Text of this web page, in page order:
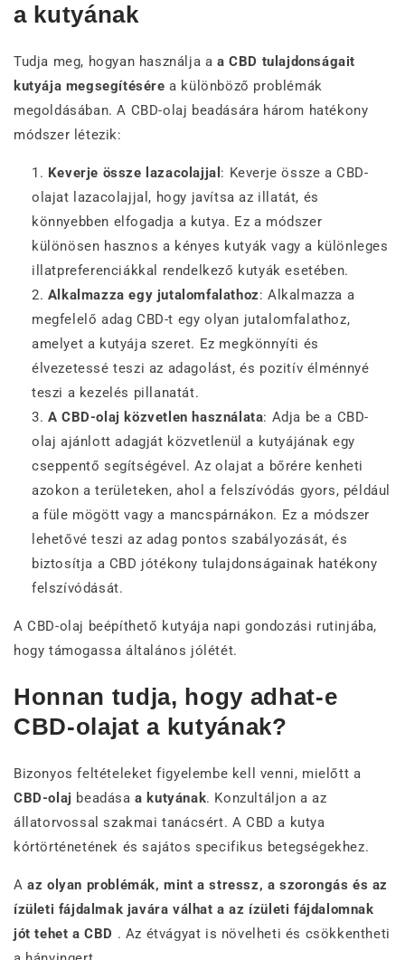
a kutyának
Tudja meg, hogyan használja a a CBD tulajdonságait
kutyája megsegítésére a különböző problémák
megoldásában. A CBD-olaj beadására három hatékony
módszer létezik:
Keverje össze lazacolajjal : Keverje össze a CBD-
olajat lazacolajjal, hogy javítsa az illatát, és
könnyebben elfogadja a kutya. Ez a módszer
különösen hasznos a kényes kutyák vagy a különleges
illatpreferenciákkal rendelkező kutyák esetében.
Alkalmazza egy jutalomfalathoz: Alkalmazza a
megfelelő adag CBD-t egy olyan jutalomfalathoz,
amelyet a kutyája szeret. Ez megkönnyíti és
élvezetessé teszi az adagolást, és pozitív élménnyé
teszi a kezelés pillanatát.
A CBD-olaj közvetlen használata: Adja be a CBD-
olaj ajánlott adagját közvetlenül a kutyájának egy
cseppentő segítségével. Az olajat a bőrére kenheti
azokon a területeken, ahol a felszívódás gyors, például
a füle mögött vagy a mancspárnákon. Ez a módszer
lehetővé teszi az adag pontos szabályozását, és
biztosítja a CBD jótékony tulajdonságainak hatékony
felszívódását.
A CBD-olaj beépíthető kutyája napi gondozási rutinjába,
hogy támogassa általános jólétét.
Honnan tudja, hogy adhat-e
CBD-olajat a kutyának?
Bizonyos feltételeket figyelembe kell venni, mielőtt a
CBD-olaj beadásaa kutyának. Konzultáljon a az
állatorvossal szakmai tanácsért. A CBD a kutya
kórtörténetének és sajátos specifikus betegségekhez.
Aaz olyan problémák, mint a stressz, a szorongás és az
ízületi fájdalmak javára válhat a az ízületi fájdalomnak
jót tehet a CBD . Az étvágyat is növelheti és csökkentheti